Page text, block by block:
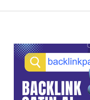
Sidebar